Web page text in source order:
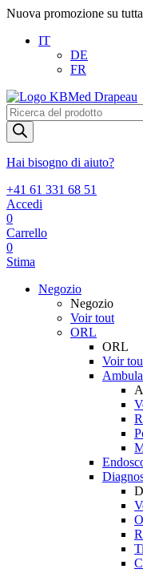
Nuova promozione su
IT
DE
FR
Products
search
Hai bisogno di aiuto?
+41 61 331 68 51
Accedi
0
Carrello
0
Stima
Negozio
Negozio
Voir tout
ORL
ORL
Voir